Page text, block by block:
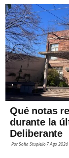
Qué notas
durante la
Deliberante
PorSofía Stupiello 7 Ago 2026